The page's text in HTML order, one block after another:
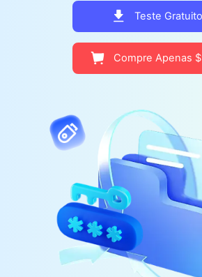
Teste Gratuito
Compre Apenas